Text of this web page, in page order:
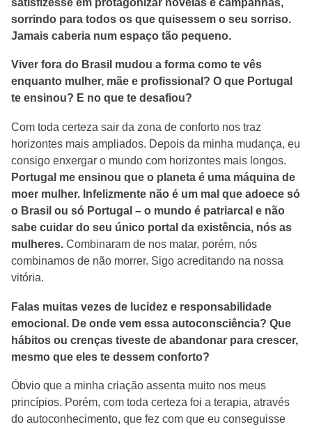
sorrindo para todos os que quisessem o seu sorriso.
Jamais caberia num espaço tão pequeno.
Viver fora do Brasil mudou a forma como te vês
enquanto mulher, mãe e profissional? O que Portugal
te ensinou? E no que te desafiou?
Com toda certeza sair da zona de conforto nos traz
horizontes mais ampliados. Depois da minha mudança, eu
consigo enxergar o mundo com horizontes mais longos.
Portugal me ensinou que o planeta é uma máquina de
moer mulher. Infelizmente não é um mal que adoece só
o Brasil ou só Portugal – o mundo é patriarcal e não
sabe cuidar do seu único portal da existência, nós as
mulheres. Combinaram de nos matar, porém, nós
combinamos de não morrer. Sigo acreditando na nossa
vitória.
Falas muitas vezes de lucidez e responsabilidade
emocional. De onde vem essa autoconsciência? Que
hábitos ou crenças tiveste de abandonar para crescer,
mesmo que eles te dessem conforto?
Óbvio que a minha criação assenta muito nos meus
princípios. Porém, com toda certeza foi a terapia, através
do autoconhecimento, que fez com que eu conseguisse